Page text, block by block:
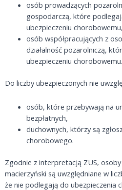
osób prowadzących
gospodarczą, które
ubezpieczeniu chorobowemu,
osób współpracujących z
działalność pozarolniczą,
ubezpieczeniu chorobowemu.
Do liczby ubezpieczonych nie
osób, które przebywają na
bezpłatnych,
duchownych, którzy są
chorobowego.
Zgodnie z interpretacją ZUS,
macierzyński są uwzględniane w
że nie podlegają do ubezpieczenia